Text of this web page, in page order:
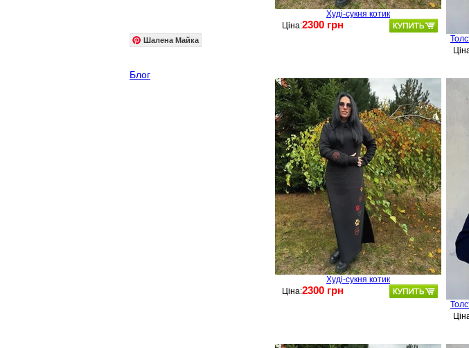
Шалена Майка
Блог
Худі-сукня котик
Ціна:2300 грн
Худі-сукня котик
Ціна:2300 грн